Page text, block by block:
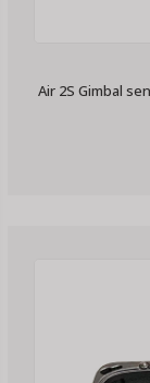
Air 2S Gimbal